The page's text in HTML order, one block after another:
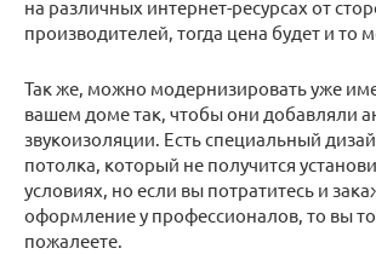
на различных интернет-ресурсах от
производителей, тогда цена будет и то
Так же, можно модернизировать уже
вашем доме так, чтобы они добавляли
звукоизоляции. Есть специальный
потолка, который не получится
условиях, но если вы потратитесь и
оформление у профессионалов, то вы
пожалеете.